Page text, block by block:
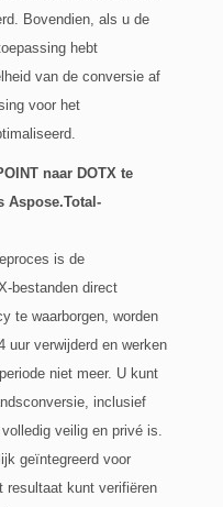
Bovendien, als u de
hebt
van de conversie af
voor het
naar DOTX te
Aspose.Total-
is de
bestanden direct
te waarborgen, worden
uur verwijderd en werken
niet meer. U kunt
inclusief
veilig en privé is.
geïntegreerd voor
resultaat kunt verifiëren